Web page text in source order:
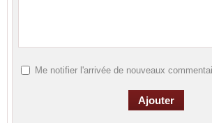
Me notifier l'arrivée de nouveaux